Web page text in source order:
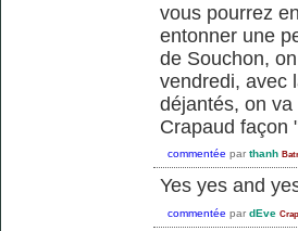
vous pourrez
entonner une
de Souchon,
vendredi, avec
déjantés, on
Crapaud façon
commentée par thanh
Yes yes and
commentée par dEve